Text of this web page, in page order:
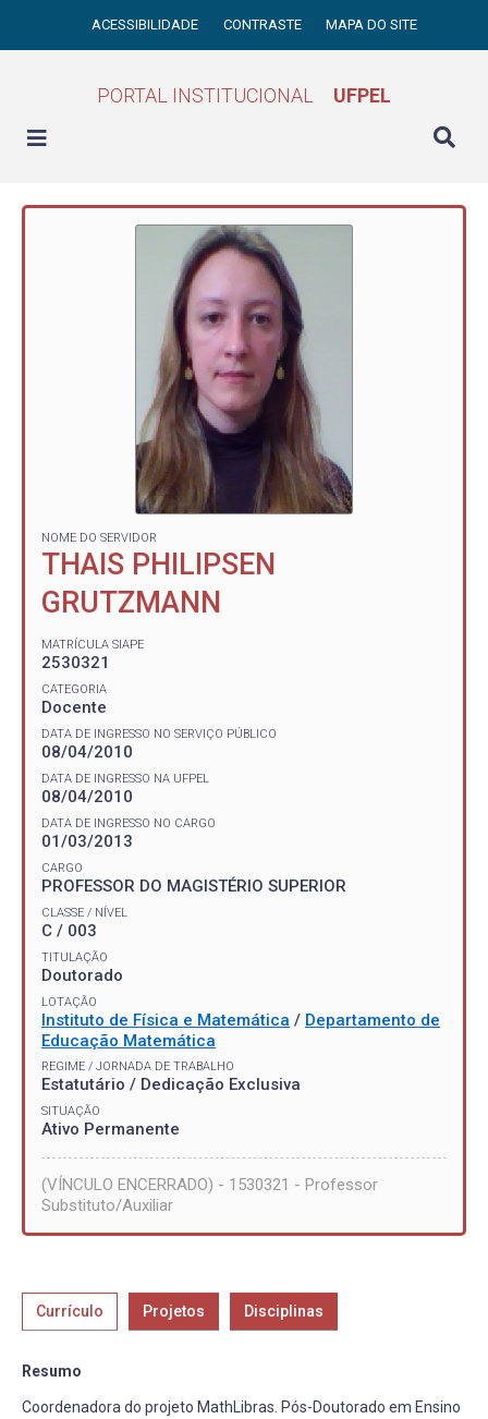
ACESSIBILIDADE CONTRASTE MAPA DO SITE
PORTAL INSTITUCIONAL UFPEL
NOME DO SERVIDOR
THAIS PHILIPSEN
GRUTZMANN
MATRÍCULA SIAPE
2530321
CATEGORIA
Docente
DATA DE INGRESSO NO SERVIÇO PÚBLICO
08/04/2010
DATA DE INGRESSO NA UFPEL
08/04/2010
DATA DE INGRESSO NO CARGO
01/03/2013
CARGO
PROFESSOR DO MAGISTÉRIO SUPERIOR
CLASSE / NÍVEL
C / 003
TITULAÇÃO
Doutorado
LOTAÇÃO
Instituto de Física e Matemática / Departamento de
Educação Matemática
REGIME / JORNADA DE TRABALHO
Estatutário / Dedicação Exclusiva
SITUAÇÃO
Ativo Permanente
(VÍNCULO ENCERRADO) - 1530321 - Professor
Substituto/Auxiliar
Currículo Projetos Disciplinas
Resumo
Coordenadora do projeto MathLibras. Pós-Doutorado em Ensino